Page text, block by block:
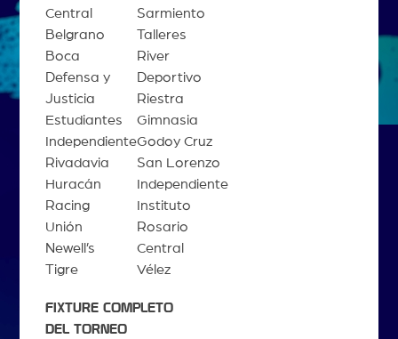
Central
Belgrano
Boca
Defensa y
Justicia
Estudiantes
Independiente
Rivadavia
Huracán
Racing
Unión
Newell’s
Tigre
Sarmiento
Talleres
River
Deportivo
Riestra
Gimnasia
Godoy Cruz
San Lorenzo
Independiente
Instituto
Rosario
Central
Vélez
FIXTURE COMPLETO
DEL TORNEO